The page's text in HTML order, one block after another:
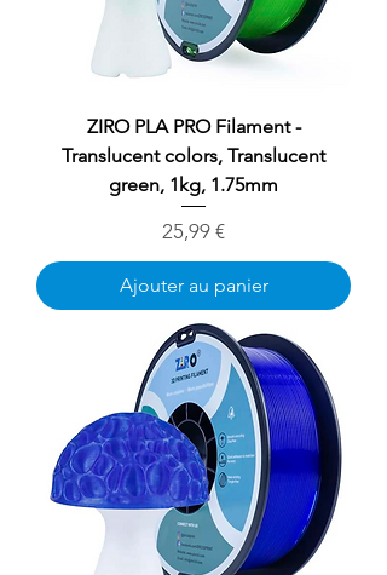
ZIRO PLA PRO Filament -
Translucent colors, Translucent
green, 1kg, 1.75mm
Prix
25,99 €
Ajouter au panier